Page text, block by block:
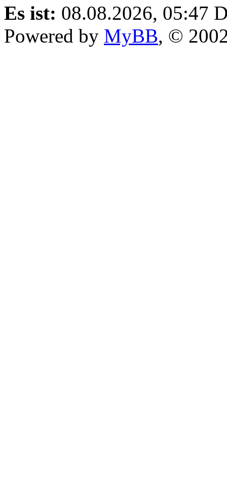
Es ist: 08.08.2026, 05:47
Powered by MyBB, ©